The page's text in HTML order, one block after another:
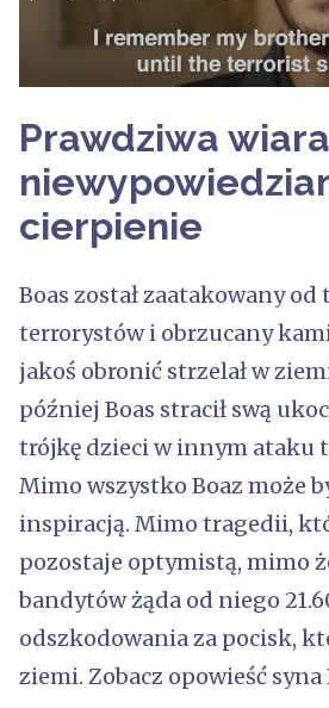
Prawdziwa
cierpienie
Boas został zaatakowany od
terrorystów i obrzucany
jakoś obronić strzelał w
później Boas stracił swą
trójkę dzieci w innym ataku
Mimo wszystko Boaz może
inspiracją. Mimo tragedii,
pozostaje optymistą, mimo
bandytów żąda od niego
odszkodowania za pocisk,
ziemi. Zobacz opowieść syna